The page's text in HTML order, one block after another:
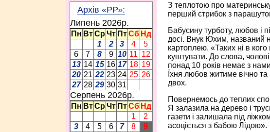
Архів «РР»:
Липень 2026p.
Пн Вт Ср Чт Пт Сб Нд
1
2 3 4
5
6
7 8 9 10 11 12
13 14 15 16 17 18 19
20 21 22 23 24 25 26
27 28 29 30 31
Серпень 2026p.
Пн Вт Ср Чт Пт Сб Нд
1
2
3
4 5 6 7 8
9
З теплотою про
перший стрибок з
Бабусину турботу, любов і
досі. Внук Юхим, названий
картоплею. «Таких ні в
куштувати. До слова,
понад 10 років немає з
Їхня любов житиме вічно
двох.
Повернемось до теплих
Я залазила на дерево і
газети і залишала під
асоціється з бабою Лідою».